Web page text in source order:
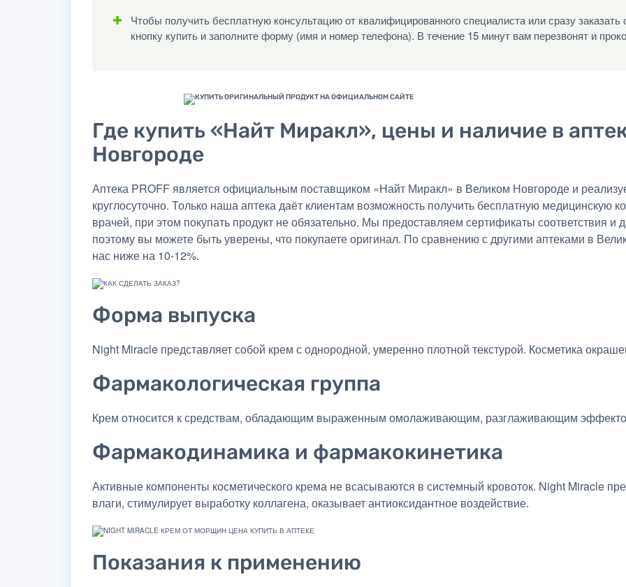
Чтобы получить бесплатную консультацию от квалифицированного специалиста или сразу
кнопку купить и заполните форму (имя и номер телефона). В течение 15 минут вам перезвонят и
Где купить «Найт Миракл», цены и наличие в
Новгороде
Аптека PROFF является официальным поставщиком «Найт Миракл» в Великом Новгороде и
круглосуточно. Только наша аптека даёт клиентам возможность получить бесплатную медицинскую
врачей, при этом покупать продукт не обязательно. Мы предоставляем сертификаты соответствия
поэтому вы можете быть уверены, что покупаете оригинал. По сравнению с другими аптеками в
нас ниже на 10-12%.
Форма выпуска
Night Miracle представляет собой крем с однородной, умеренно плотной текстурой. Косметика
Фармакологическая группа
Крем относится к средствам, обладающим выраженным омолаживающим, разглаживающим
Фармакодинамика и фармакокинетика
Активные компоненты косметического крема не всасываются в системный кровоток. Night Miracle
влаги, стимулирует выработку коллагена, оказывает антиоксидантное воздействие.
Показания к применению